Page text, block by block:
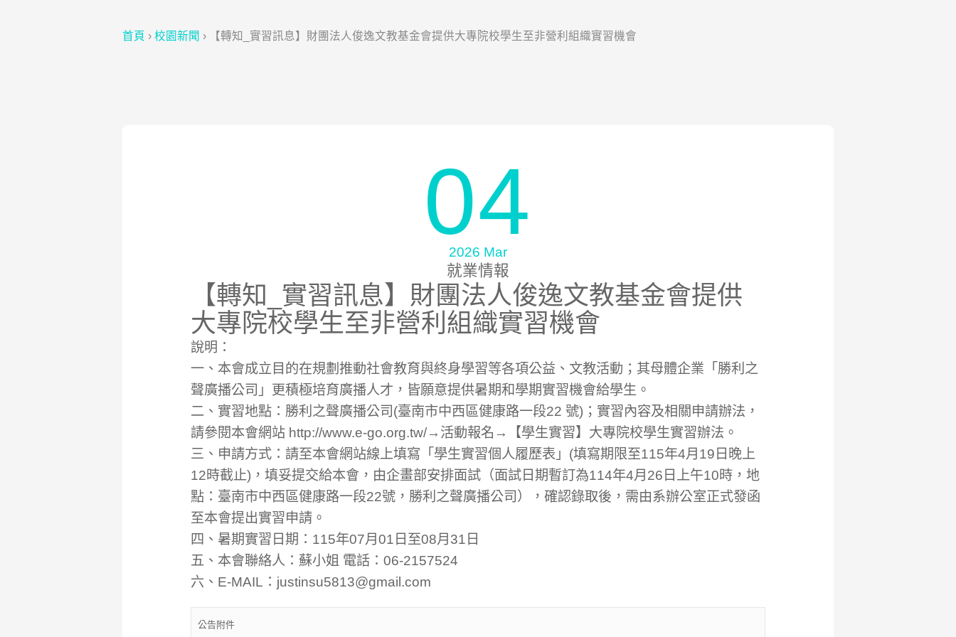
首頁 › 校園新聞 › 【轉知_實習訊息】財團法人俊逸文教基金會提供大專院校學生至非營利組織實習機會
04
2026 Mar
就業情報
【轉知_實習訊息】財團法人俊逸文教基金會提供
大專院校學生至非營利組織實習機會
說明：
一、本會成立目的在規劃推動社會教育與終身學習等各項公益、文教活動；其母體企業「勝利之
聲廣播公司」更積極培育廣播人才，皆願意提供暑期和學期實習機會給學生。
二、實習地點：勝利之聲廣播公司(臺南市中西區健康路一段22 號)；實習內容及相關申請辦法，
請參閱本會網站 http://www.e-go.org.tw/→活動報名→【學生實習】大專院校學生實習辦法。
三、申請方式：請至本會網站線上填寫「學生實習個人履歷表」(填寫期限至115年4月19日晚上
12時截止)，填妥提交給本會，由企畫部安排面試（面試日期暫訂為114年4月26日上午10時，地
點：臺南市中西區健康路一段22號，勝利之聲廣播公司），確認錄取後，需由系辦公室正式發函
至本會提出實習申請。
四、暑期實習日期：115年07月01日至08月31日
五、本會聯絡人：蘇小姐 電話：06-2157524
六、E-MAIL：justinsu5813@gmail.com
公告附件